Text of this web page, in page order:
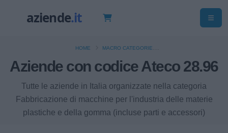
Aziende con codice Ateco 28.96
Tutte le aziende in Italia organizzate nella categoria
Fabbricazione di macchine per l'industria delle materie
plastiche e della gomma (incluse parti e accessori)
HOME MACRO CATEGORIE
FABBRICAZIONE DI MACCHINARI ED APPARECCHIATURE NCA